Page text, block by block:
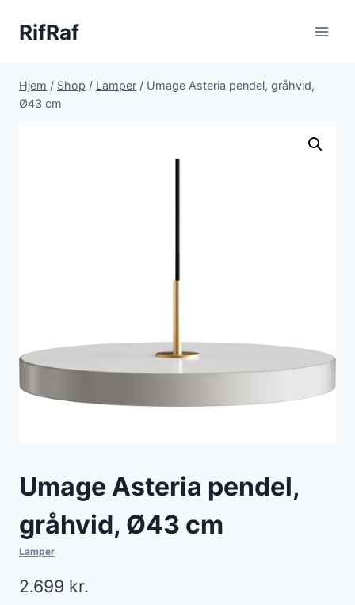
RifRaf
Hjem / Shop / Lamper / Umage Asteria pendel, gråhvid,
Ø43 cm
Umage Asteria pendel,
gråhvid, Ø43 cm
Lamper
2.699 kr.